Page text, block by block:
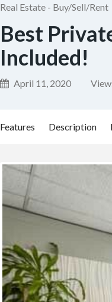
Real Estate - Buy/Sell/Rent
Best
Included!
April 11, 2020
Features Description